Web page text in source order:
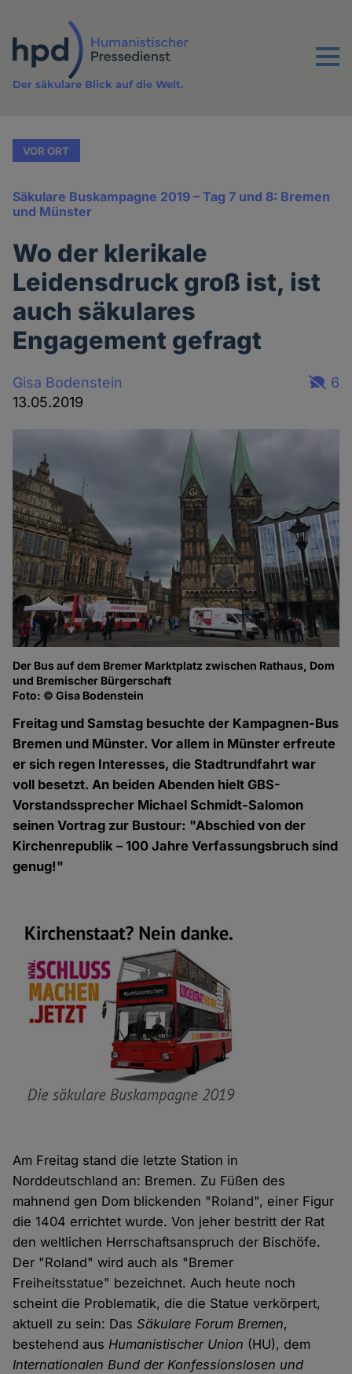
Inhalt
Menu
Der säkulare Blick auf die Welt.
VOR ORT
Säkulare Buskampagne 2019 – Tag 7 und 8: Bremen
und Münster
Wo der klerikale
Leidensdruck groß ist, ist
auch säkulares
Engagement gefragt
Gisa Bodenstein
13.05.2019
6
Der Bus auf dem Bremer Marktplatz zwischen Rathaus, Dom
und Bremischer Bürgerschaft
Foto: © Gisa Bodenstein
Freitag und Samstag besuchte der Kampagnen-Bus
Bremen und Münster. Vor allem in Münster erfreute
er sich regen Interesses, die Stadtrundfahrt war
voll besetzt. An beiden Abenden hielt GBS-
Vorstandssprecher Michael Schmidt-Salomon
seinen Vortrag zur Bustour: "Abschied von der
Kirchenrepublik – 100 Jahre Verfassungsbruch sind
genug!"
Am Freitag stand die letzte Station in
Norddeutschland an: Bremen. Zu Füßen des
mahnend gen Dom blickenden "Roland", einer Figur
die 1404 errichtet wurde. Von jeher bestritt der Rat
den weltlichen Herrschaftsanspruch der Bischöfe.
Der "Roland" wird auch als "Bremer
Freiheitsstatue" bezeichnet. Auch heute noch
scheint die Problematik, die die Statue verkörpert,
aktuell zu sein: DasSäkulare Forum Bremen,
bestehend ausHumanistischer Union (HU), dem
Internationalen Bund der Konfessionslosen und